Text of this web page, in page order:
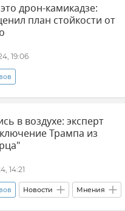
Новости НАТО
ракетами вглубь России
дрон-камикадзе:
план стойкости от
19:06
РИА Новости Крым Мнения
Владимир Зеленский
Общество
в воздухе: эксперт
Трампа из
14:21
Новости Мнения